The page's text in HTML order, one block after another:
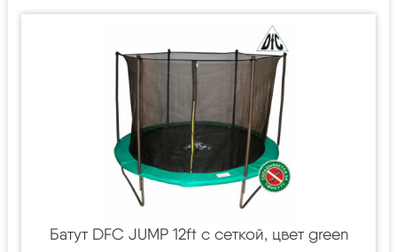
Батут DFC JUMP 12ft c сеткой, цвет green